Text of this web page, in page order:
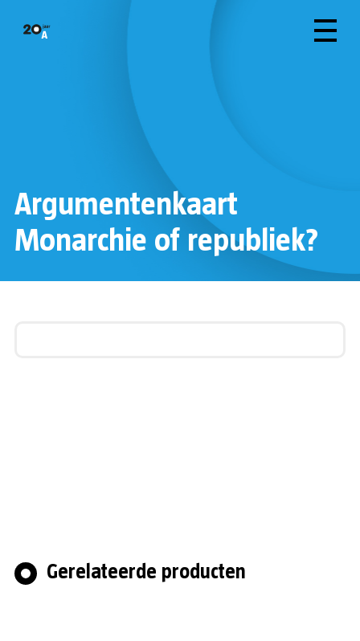
Argumentenkaart
Monarchie of republiek?
Gerelateerde producten